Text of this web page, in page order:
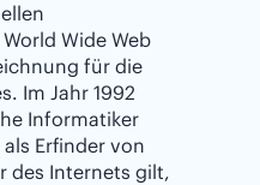
Wide Web
für die
Im Jahr 1992
Informatiker
Erfinder von
des Internets gilt,